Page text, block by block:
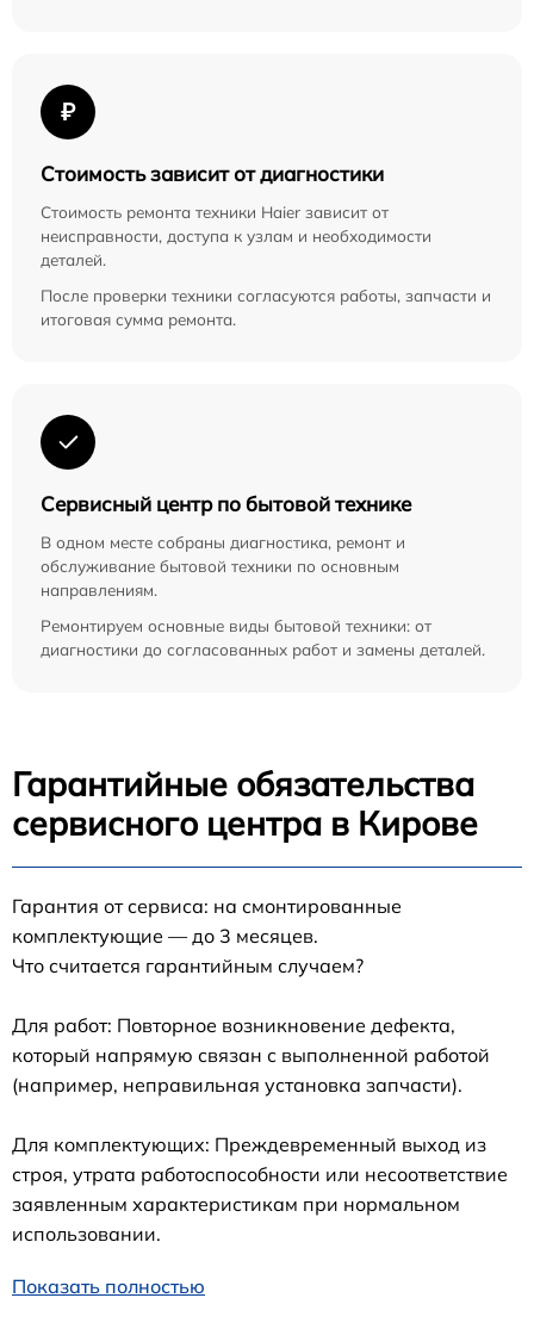
₽
Стоимость зависит от диагностики
Стоимость ремонта техники Haier зависит от
неисправности, доступа к узлам и необходимости
деталей.
После проверки техники согласуются работы, запчасти и
итоговая сумма ремонта.
Сервисный центр по бытовой технике
В одном месте собраны диагностика, ремонт и
обслуживание бытовой техники по основным
направлениям.
Ремонтируем основные виды бытовой техники: от
диагностики до согласованных работ и замены деталей.
Гарантийные обязательства
сервисного центра в Кирове
Гарантия от сервиса: на смонтированные
комплектующие — до 3 месяцев.
Что считается гарантийным случаем?
Для работ: Повторное возникновение дефекта,
который напрямую связан с выполненной работой
(например, неправильная установка запчасти).
Для комплектующих: Преждевременный выход из
строя, утрата работоспособности или несоответствие
заявленным характеристикам при нормальном
использовании.
Показать полностью